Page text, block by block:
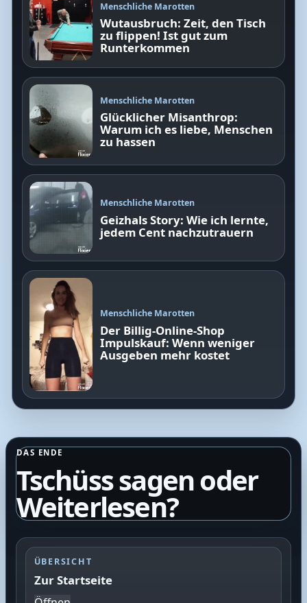
Menschliche Marotten
Wutausbruch: Zeit, den Tisch
zu flippen! Ist gut zum
Runterkommen
Menschliche Marotten
Glücklicher Misanthrop:
Warum ich es liebe, Menschen
zu hassen
Menschliche Marotten
Geizhals Story: Wie ich lernte,
jedem Cent nachzutrauern
Menschliche Marotten
Der Billig-Online-Shop
Impulskauf: Wenn weniger
Ausgeben mehr kostet
DAS ENDE
Tschüss sagen oder
Weiterlesen?
ÜBERSICHT
Zur Startseite